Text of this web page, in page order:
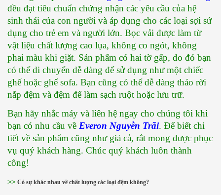
đều đạt tiêu chuẩn chứng nhận các yêu cầu của hệ
sinh thái của con người và áp dụng cho các loại sợi sử
dụng cho trẻ em và người lớn. Bọc vải được làm từ
vật liệu chất lượng cao lụa, không co ngót, không
phai màu khi giặt. Sản phẩm có hai tờ gấp, do đó bạn
có thể di chuyển dễ dàng để sử dụng như một chiếc
ghế hoặc ghế sofa. Bạn cũng có thể dễ dàng tháo rời
nắp đệm và đệm để làm sạch ruột hoặc lưu trữ.
Bạn hãy nhắc máy và liên hệ ngay cho chúng tôi khi
bạn có nhu cầu về Everon Nguyễn Trãi. Để biết chi
tiết về sản phẩm cũng như giá cả, rắt mong được phục
vụ quý khách hàng. Chúc quý khách luôn thành
công!
>> Có sự khác nhau về chất lượng các loại đệm không?